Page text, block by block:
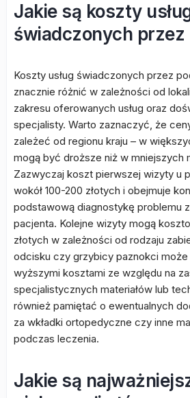
Jakie są koszty
świadczonych przez
Koszty usług świadczonych przez
znacznie różnić w zależności od
zakresu oferowanych usług oraz
specjalisty. Warto zaznaczyć, że
zależeć od regionu kraju – w
mogą być droższe niż w mniejszych
Zazwyczaj koszt pierwszej wizyty u
wokół 100-200 złotych i obejmuje
podstawową diagnostykę problemu
pacjenta. Kolejne wizyty mogą
złotych w zależności od rodzaju
odcisku czy grzybicy paznokci może
wyższymi kosztami ze względu na
specjalistycznych materiałów lub
również pamiętać o ewentualnych
za wkładki ortopedyczne czy inne
podczas leczenia.
Jakie są